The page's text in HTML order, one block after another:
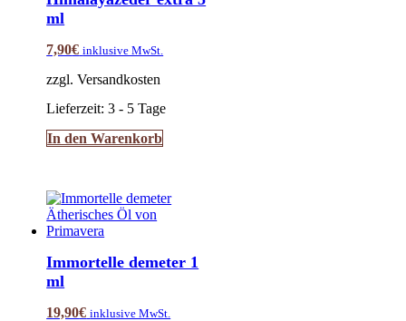
ml
7,90€ inklusive MwSt.
zzgl. Versandkosten
Lieferzeit:3 - 5 Tage
In den Warenkorb
Immortelle demeter 1
ml
19,90€ inklusive MwSt.